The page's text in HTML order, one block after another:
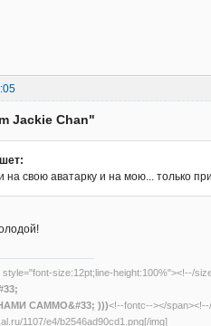
Jackie Chan"
на свою аватарку и на мою... только
size:12pt;line-height:100%"><!--/
САММО&#33; )))<!--fontc--></
1107/e4/b2546ad90cd1.png[/img]